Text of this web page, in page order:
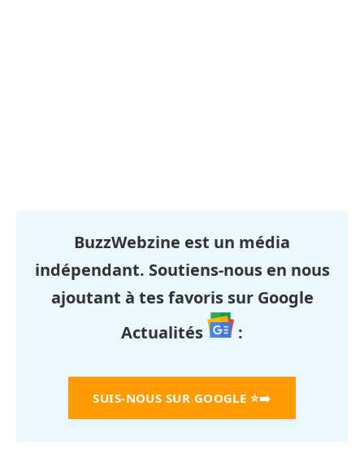
BuzzWebzine est un média
indépendant. Soutiens-nous en nous
ajoutant à tes favoris sur Google
Actualités
:
SUIS-NOUS SUR GOOGLE ⭐➡️